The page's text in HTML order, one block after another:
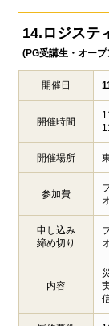
14.ロジステ
(PG受講生・オープ
開催日
開催時間
開催場所
参加費
申し込み
締め切り
内容